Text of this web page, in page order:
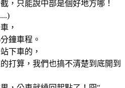
，只能說中部是個好地方哪！
，
鐘車程。
下車的，
打算，我們也搞不清楚到底開到